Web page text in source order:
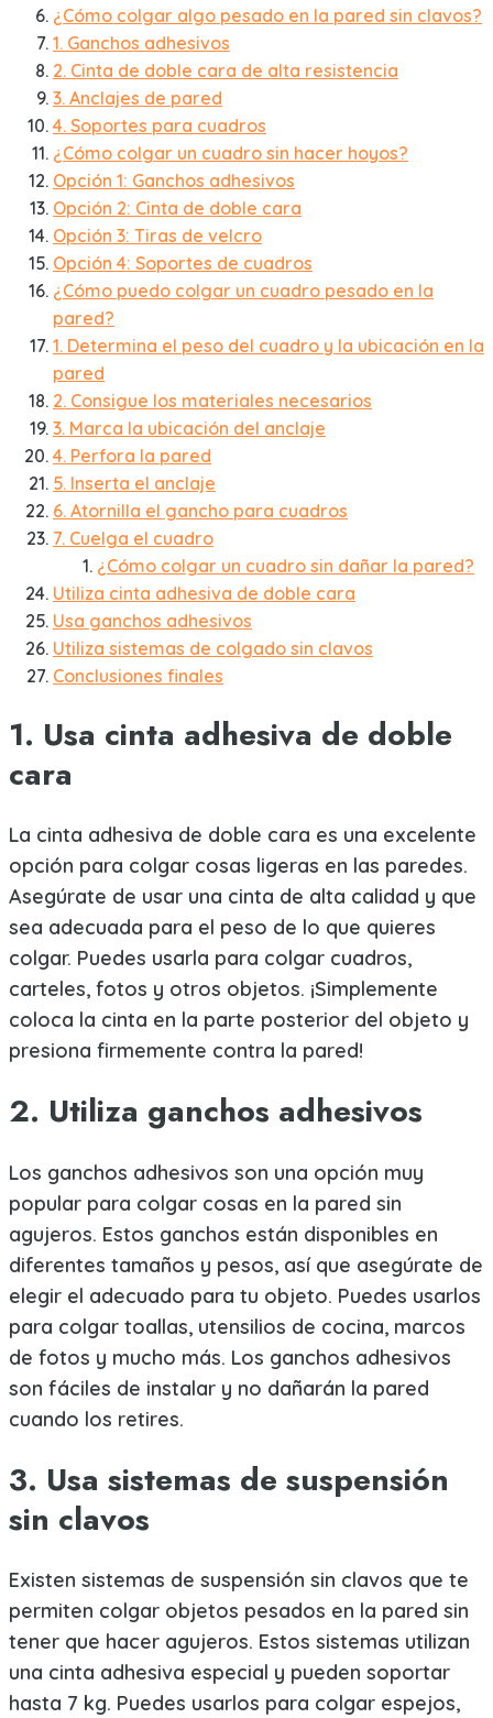
¿Cómo colgar algo pesado en la pared sin clavos?
1. Ganchos adhesivos
2. Cinta de doble cara de alta resistencia
3. Anclajes de pared
4. Soportes para cuadros
¿Cómo colgar un cuadro sin hacer hoyos?
Opción 1: Ganchos adhesivos
Opción 2: Cinta de doble cara
Opción 3: Tiras de velcro
Opción 4: Soportes de cuadros
¿Cómo puedo colgar un cuadro pesado en la
pared?
1. Determina el peso del cuadro y la ubicación en la
pared
2. Consigue los materiales necesarios
3. Marca la ubicación del anclaje
4. Perfora la pared
5. Inserta el anclaje
6. Atornilla el gancho para cuadros
7. Cuelga el cuadro
¿Cómo colgar un cuadro sin dañar la pared?
Utiliza cinta adhesiva de doble cara
Usa ganchos adhesivos
Utiliza sistemas de colgado sin clavos
Conclusiones finales
1. Usa cinta adhesiva de doble
cara
La cinta adhesiva de doble cara es una excelente
opción para colgar cosas ligeras en las paredes.
Asegúrate de usar una cinta de alta calidad y que
sea adecuada para el peso de lo que quieres
colgar. Puedes usarla para colgar cuadros,
carteles, fotos y otros objetos. ¡Simplemente
coloca la cinta en la parte posterior del objeto y
presiona firmemente contra la pared!
2. Utiliza ganchos adhesivos
Los ganchos adhesivos son una opción muy
popular para colgar cosas en la pared sin
agujeros. Estos ganchos están disponibles en
diferentes tamaños y pesos, así que asegúrate de
elegir el adecuado para tu objeto. Puedes usarlos
para colgar toallas, utensilios de cocina, marcos
de fotos y mucho más. Los ganchos adhesivos
son fáciles de instalar y no dañarán la pared
cuando los retires.
3. Usa sistemas de suspensión
sin clavos
Existen sistemas de suspensión sin clavos que te
permiten colgar objetos pesados en la pared sin
tener que hacer agujeros. Estos sistemas utilizan
una cinta adhesiva especial y pueden soportar
hasta 7 kg. Puedes usarlos para colgar espejos,